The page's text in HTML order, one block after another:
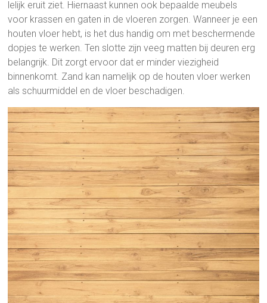
lelijk eruit ziet. Hiernaast kunnen ook bepaalde meubels
voor krassen en gaten in de vloeren zorgen. Wanneer je een
houten vloer hebt, is het dus handig om met beschermende
dopjes te werken. Ten slotte zijn veeg matten bij deuren erg
belangrijk. Dit zorgt ervoor dat er minder viezigheid
binnenkomt. Zand kan namelijk op de houten vloer werken
als schuurmiddel en de vloer beschadigen.